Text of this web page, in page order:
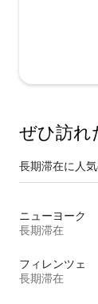
ぜひ訪⁠れ⁠
長期滞在に人
ニューヨーク
長期滞在
フィレンツェ
長期滞在